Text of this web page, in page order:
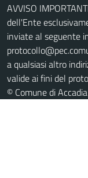
AVVISO
dell'Ente
inviate al seguente
a qualsiasi altro
valide ai fini del
© Comune di